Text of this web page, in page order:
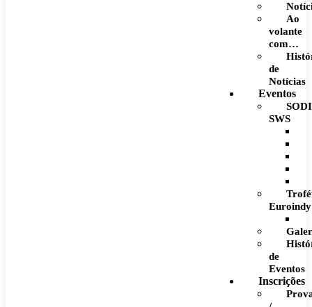
Ao
volante
com…
de
Notícias
Eventos
SODI
SWS
Euroindy
de
Eventos
Inscrições